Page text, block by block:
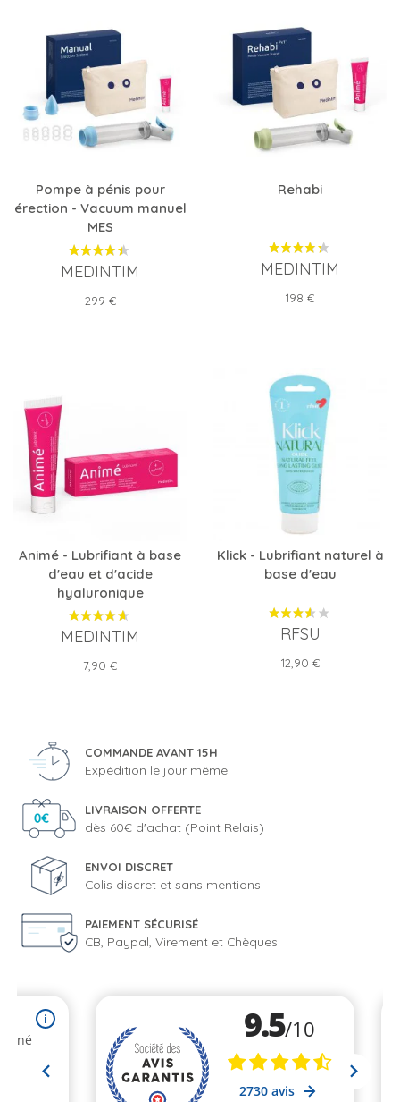
Pompe à pénis pour
érection - Vacuum manuel
MES
MEDINTIM
Prix
299 €
Rehabi
MEDINTIM
Prix
198 €
Animé - Lubrifiant à base
d'eau et d'acide
hyaluronique
MEDINTIM
Prix
7,90 €
Klick - Lubrifiant naturel à
base d'eau
RFSU
Prix
12,90 €
COMMANDE AVANT 15H
Expédition le jour même
LIVRAISON OFFERTE
dès 60€ d'achat (Point Relais)
ENVOI DISCRET
Colis discret et sans mentions
PAIEMENT SÉCURISÉ
CB, Paypal, Virement et Chèques